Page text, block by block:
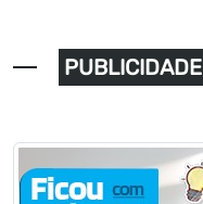
PUBLICIDADE